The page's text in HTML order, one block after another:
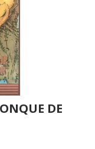
DE